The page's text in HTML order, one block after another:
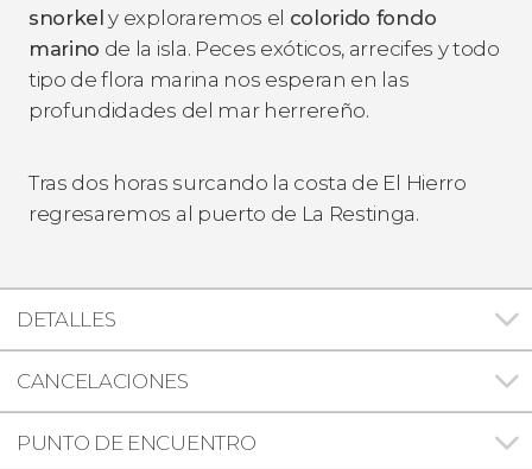
snorkel y exploraremos el colorido fondo
marino de la isla. Peces exóticos, arrecifes y todo
tipo de flora marina nos esperan en las
profundidades del mar herrereño.
Tras dos horas surcando la costa de El Hierro
regresaremos al puerto de La Restinga.
DETALLES
CANCELACIONES
PUNTO DE ENCUENTRO